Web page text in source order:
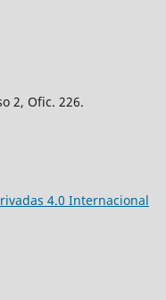
2, Ofic. 226.
4.0 Internacional